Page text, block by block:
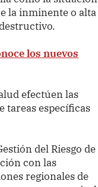
la inminente o alta
los nuevos
efectúen las
tareas específicas
del Riesgo de
con las
regionales de